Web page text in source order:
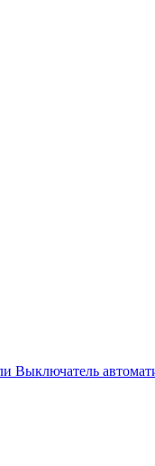
Выключатель